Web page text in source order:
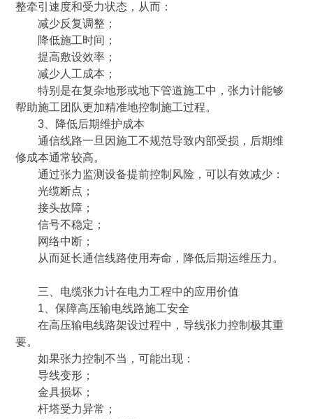
整牵引速度和受力状态，从而：
减少反复调整；
降低施工时间；
提高敷设效率；
减少人工成本；
特别是在复杂地形或地下管道施工中，张力计能够
帮助施工团队更加精准地控制施工过程。
3、降低后期维护成本
通信线路一旦因施工不规范导致内部受损，后期维
修成本通常较高。
通过张力监测设备提前控制风险，可以有效减少：
光缆断点；
接头故障；
信号不稳定；
网络中断；
从而延长通信线路使用寿命，降低后期运维压力。
三、电缆张力计在电力工程中的应用价值
1、保障高压输电线路施工安全
在高压输电线路架设过程中，导线张力控制极其重
要。
如果张力控制不当，可能出现：
导线变形；
金具损坏；
杆塔受力异常；